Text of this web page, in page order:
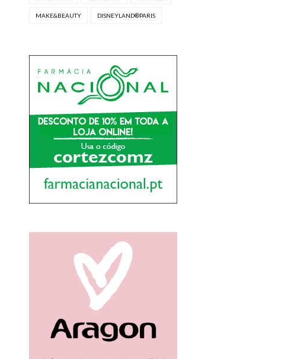
MAKE&BEAUTY DISNEYLAND®PARIS